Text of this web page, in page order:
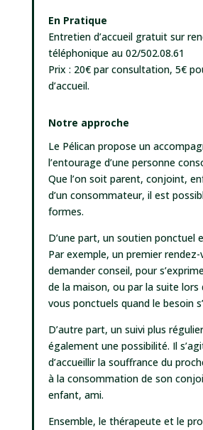
En Pratique
Entretien d’accueil gratuit sur
téléphonique au 02/502.08.61
Prix : 20€ par consultation, 5€
d’accueil.
Notre approche
Le Pélican propose un
l’entourage d’une personne
Que l’on soit parent, conjoint,
d’un consommateur, il est
formes.
D’une part, un soutien ponctuel
Par exemple, un premier
demander conseil, pour
de la maison, ou par la suite lors
vous ponctuels quand le besoin
D’autre part, un suivi plus
également une possibilité. Il
d’accueillir la souffrance du
à la consommation de son
enfant, ami.
Ensemble, le thérapeute et le